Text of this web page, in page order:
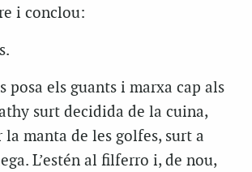
i conclou:
posa els guants i marxa cap als
surt decidida de la cuina,
la manta de les golfes, surt a
L’estén al filferro i, de nou,